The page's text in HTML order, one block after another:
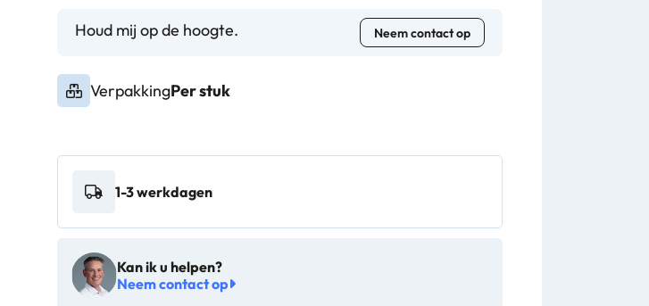
Houd mij op de hoogte. Neem contact op
VerpakkingPer stuk
1-3 werkdagen
Kan ik u helpen?
Neem contact op